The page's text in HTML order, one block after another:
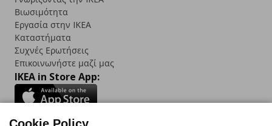
Βιωσιμότητα
Εργασία στην IKEA
Καταστήματα
Συχνές Ερωτήσεις
Επικοινωνήστε μαζί μας
IKEA in Store App: